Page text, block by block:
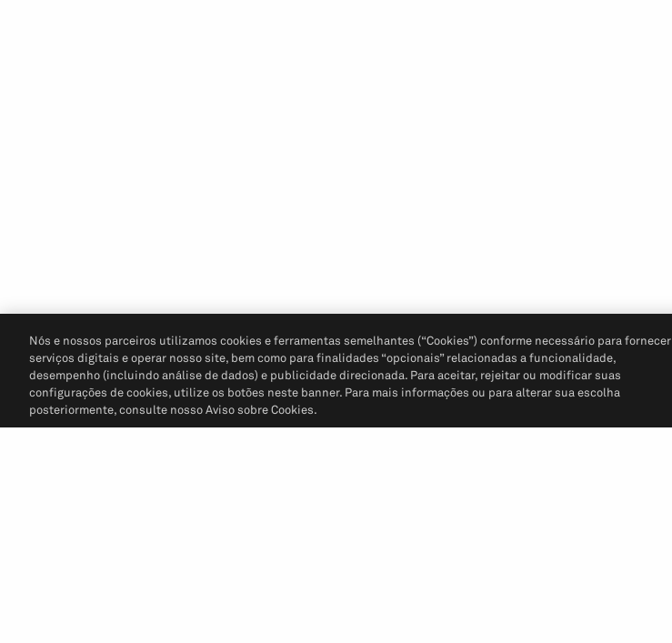
Nós e nossos parceiros utilizamos cookies e ferramentas semelhantes (“Cookies”) conforme necessário para fornecer
serviços digitais e operar nosso site, bem como para finalidades “opcionais” relacionadas a funcionalidade,
desempenho (incluindo análise de dados) e publicidade direcionada. Para aceitar, rejeitar ou modificar suas
configurações de cookies, utilize os botões neste banner. Para mais informações ou para alterar sua escolha
posteriormente, consulte nosso Aviso sobre Cookies.